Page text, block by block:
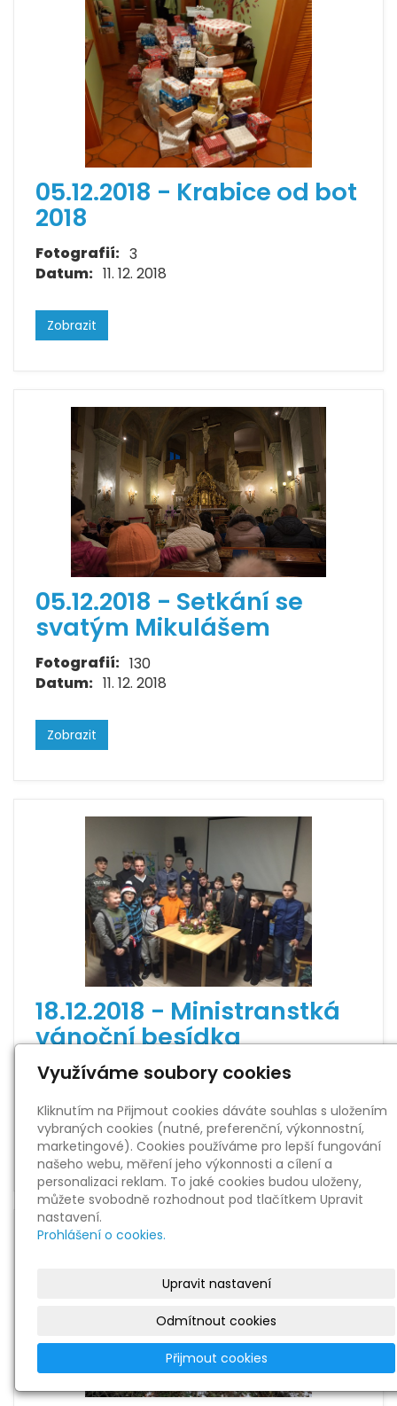
05.12.2018 - Krabice od bot
2018
Fotografií: 3
Datum: 11. 12. 2018
Zobrazit
05.12.2018 - Setkání se
svatým Mikulášem
Fotografií: 130
Datum: 11. 12. 2018
Zobrazit
18.12.2018 - Ministranstká
vánoční besídka
Fotografií: 1
Zobrazit
Využíváme soubory cookies
Kliknutím na Přijmout cookies dáváte souhlas s uložením
vybraných cookies (nutné, preferenční, výkonnostní,
marketingové). Cookies používáme pro lepší fungování
našeho webu, měření jeho výkonnosti a cílení a
personalizaci reklam. To jaké cookies budou uloženy,
můžete svobodně rozhodnout pod tlačítkem Upravit
nastavení.
Prohlášení o cookies.
Upravit nastavení
Odmítnout cookies
Přijmout cookies